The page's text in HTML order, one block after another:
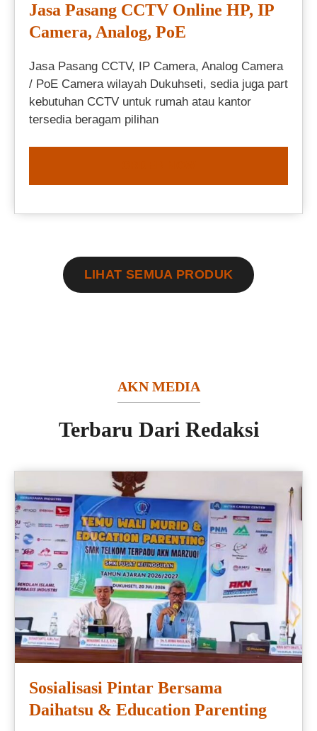
Jasa Pasang CCTV Online HP, IP
Camera, Analog, PoE
Jasa Pasang CCTV, IP Camera, Analog Camera
/ PoE Camera wilayah Dukuhseti, sedia juga part
kebutuhan CCTV untuk rumah atau kantor
tersedia beragam pilihan
LIHAT SEMUA PRODUK
AKN MEDIA
Terbaru Dari Redaksi
Sosialisasi Pintar Bersama
Daihatsu & Education Parenting